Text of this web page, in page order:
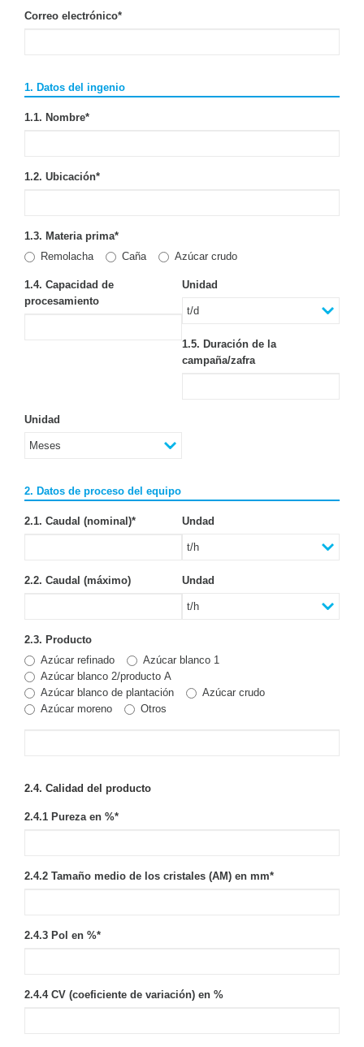
Correo electrónico*
1. Datos del ingenio
1.1. Nombre*
1.2. Ubicación*
1.3. Materia prima*
Remolacha
Caña Azúcar crudo
1.4. Capacidad de
procesamiento
Unidad
1.5. Duración de la
campaña/zafra
Unidad
2. Datos de proceso del equipo
2.1. Caudal (nominal)* Undad
2.2. Caudal (máximo) Undad
2.3. Producto
Azúcar refinado
Azúcar blanco 1
Azúcar blanco 2/producto A
Azúcar blanco de plantación
Azúcar crudo
Azúcar moreno
Otros
2.4. Calidad del producto
2.4.1 Pureza en %*
2.4.2 Tamaño medio de los cristales (AM) en mm*
2.4.3 Pol en %*
2.4.4 CV (coeficiente de variación) en %